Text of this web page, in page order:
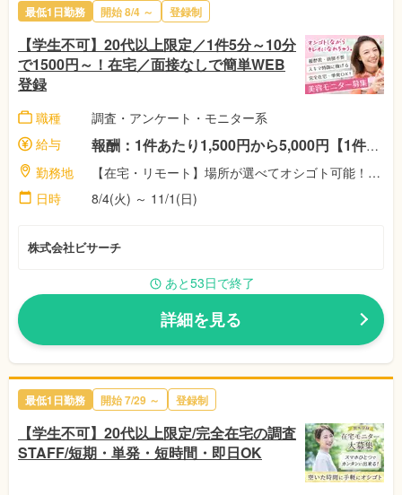
最低1日勤務 開始 8/4 ～ 登録制
【学生不可】20代以上限定／1件5分～10分
で1500円～！在宅／面接なしで簡単WEB
登録
職種
調査・アンケート・モニター系
給与
報酬：1件あたり1,500円から5,000円【1件5分～10分程度！】 ☆稼働者に祝い金最大11,500円！（※弊社規定による） 完全出来高制！対応した案件数に応じて、報酬額がアップします♪
勤務地
【在宅・リモート】場所が選べてオシゴト可能！空いた時間で自由に選択♪株式会社ビサーチ
日時
8/4(火) ～ 11/1(日)
株式会社ビサーチ
あと53日で終了
詳細を見る
最低1日勤務 開始 7/29 ～ 登録制
【学生不可】20代以上限定/完全在宅の調査
STAFF/短期・単発・短時間・即日OK